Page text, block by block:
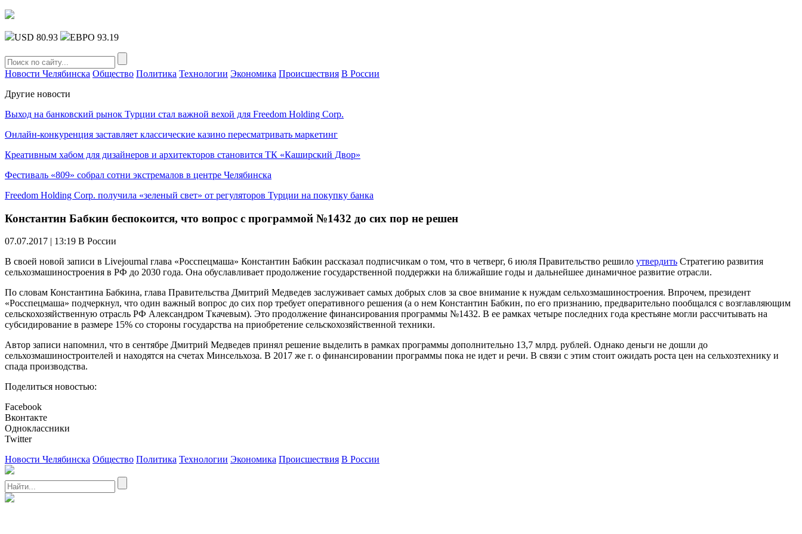
USD 80.93 ЕВРО 93.19
Новости Челябинска Общество Политика Технологии Экономика Происшествия В России
Другие новости
Выход на банковский рынок Турции стал важной вехой для Freedom Holding Corp.
Онлайн-конкуренция заставляет классические казино пересматривать маркетинг
Креативным хабом для дизайнеров и архитекторов становится ТК «Каширский Двор»
Фестиваль «809» собрал сотни экстремалов в центре Челябинска
Freedom Holding Corp. получила «зеленый свет» от регуляторов Турции на покупку банка
Константин Бабкин беспокоится, что вопрос с программой №1432 до сих пор не решен
07.07.2017 | 13:19 В России
В своей новой записи в Livejournal глава «Росспецмаша» Константин Бабкин рассказал подписчикам о том, что в четверг, 6 июля Правительство решило утвердить Стратегию развития
сельхозмашиностроения в РФ до 2030 года. Она обуславливает продолжение государственной поддержки на ближайшие годы и дальнейшее динамичное развитие отрасли.
По словам Константина Бабкина, глава Правительства Дмитрий Медведев заслуживает самых добрых слов за свое внимание к нуждам сельхозмашиностроения. Впрочем, президент
«Росспецмаша» подчеркнул, что один важный вопрос до сих пор требует оперативного решения (а о нем Константин Бабкин, по его признанию, предварительно пообщался с возглавляющим
сельскохозяйственную отрасль РФ Александром Ткачевым). Это продолжение финансирования программы №1432. В ее рамках четыре последних года крестьяне могли рассчитывать на
субсидирование в размере 15% со стороны государства на приобретение сельскохозяйственной техники.
Автор записи напомнил, что в сентябре Дмитрий Медведев принял решение выделить в рамках программы дополнительно 13,7 млрд. рублей. Однако деньги не дошли до
сельхозмашиностроителей и находятся на счетах Минсельхоза. В 2017 же г. о финансировании программы пока не идет и речи. В связи с этим стоит ожидать роста цен на сельхозтехнику и
спада производства.
Поделиться новостью:
Facebook
Вконтакте
Одноклассники
Twitter
Новости Челябинска Общество Политика Технологии Экономика Происшествия В России